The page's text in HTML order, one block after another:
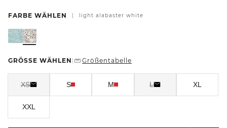
FARBE WÄHLEN light alabaster white
GRÖSSE WÄHLEN Größentabelle
XS S M L XL
XXL